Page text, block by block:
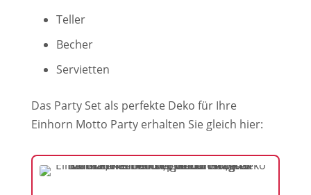
Teller
Becher
Servietten
Das Party Set als perfekte Deko für Ihre
Einhorn Motto Party erhalten Sie gleich hier: